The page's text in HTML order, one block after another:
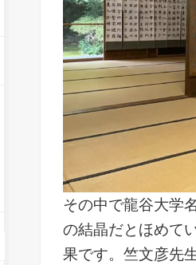
その中で龍谷大学
の結晶だとほめて
果です。竺文彦先